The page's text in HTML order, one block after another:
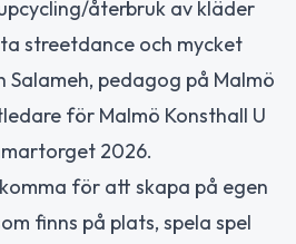
återbruk av kläder
streetdance och mycket
Salameh, pedagog på Malmö
för Malmö Konsthall U
2026.
för att skapa på egen
finns på plats, spela spel